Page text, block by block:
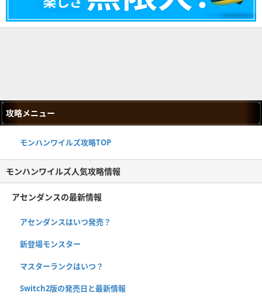
攻略メニュー
モンハンワイルズ攻略TOP
モンハンワイルズ人気攻略情報
アセンダンスの最新情報
アセンダンスはいつ発売？
新登場モンスター
マスターランクはいつ？
Switch2版の発売日と最新情報